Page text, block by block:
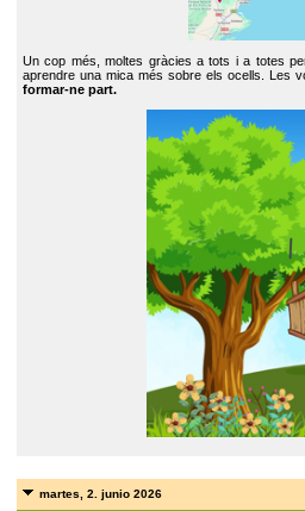
Un cop més, moltes gràcies a tots i a totes
aprendre una mica més sobre els ocells. Les
formar-ne part.
martes, 2. junio 2026